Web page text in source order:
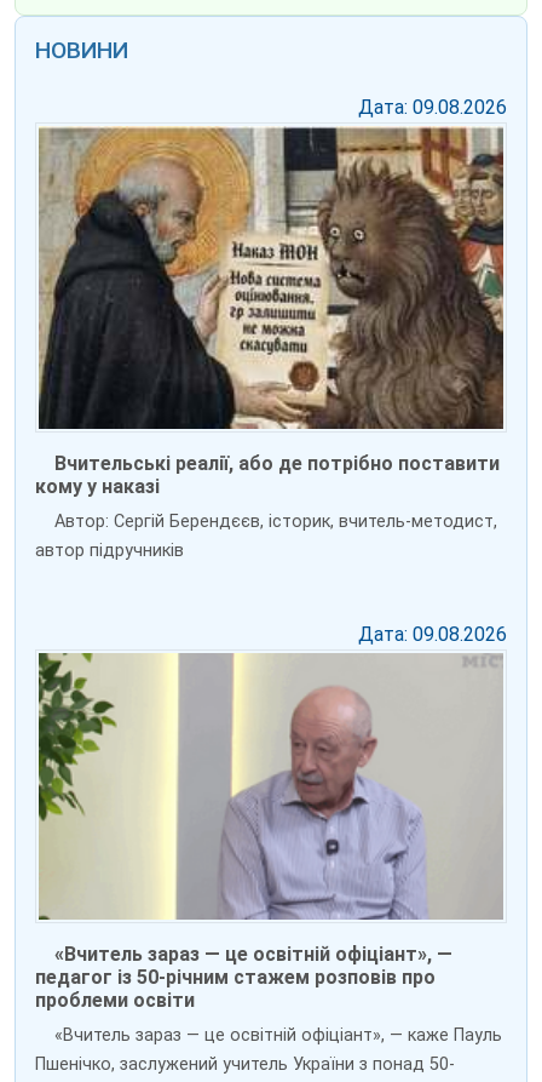
НОВИНИ
Дата: 09.08.2026
Вчительські реалії, або де потрібно поставити
кому у наказі
Автор: Сергій Берендєєв, історик, вчитель-методист,
автор підручників
Дата: 09.08.2026
«Вчитель зараз — це освітній офіціант», —
педагог із 50-річним стажем розповів про
проблеми освіти
«Вчитель зараз — це освітній офіціант», — каже Пауль
Пшенічко, заслужений учитель України з понад 50-